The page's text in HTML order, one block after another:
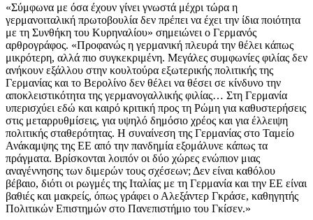
«Σύμφωνα με όσα έχουν γίνει γνωστά μέχρι τώρα η
γερμανοιταλική πρωτοβουλία δεν πρέπει να έχει την ίδια ποιότητα
με τη Συνθήκη του Κυρηναλίου» σημειώνει ο Γερμανός
αρθρογράφος. «Προφανώς η γερμανική πλευρά την θέλει κάπως
μικρότερη, αλλά πιο συγκεκριμένη. Μεγάλες συμφωνίες φιλίας δεν
ανήκουν εξάλλου στην κουλτούρα εξωτερικής πολιτικής της
Γερμανίας και το Βερολίνο δεν θέλει να θέσει σε κίνδυνο την
αποκλειστικότητα της γερμανογαλλικής φιλίας… Στη Γερμανία
υπερισχύει εδώ και καιρό κριτική προς τη Ρώμη για καθυστερήσεις
στις μεταρρυθμίσεις, για υψηλό δημόσιο χρέος και για έλλειψη
πολιτικής σταθερότητας. Η συναίνεση της Γερμανίας στο Ταμείο
Ανάκαμψης της ΕΕ από την πανδημία εξομάλυνε κάπως τα
πράγματα. Βρίσκονται λοιπόν οι δύο χώρες ενώπιον μιας
αναγέννησης των διμερών τους σχέσεων; Δεν είναι καθόλου
βέβαιο, διότι οι ρωγμές της Ιταλίας με τη Γερμανία και την ΕΕ είναι
βαθιές και μακρείς, όπως γράφει ο Αλεξάντερ Γκράσε, καθηγητής
Πολιτικών Επιστημών στο Πανεπιστήμιο του Γκίσεν.»